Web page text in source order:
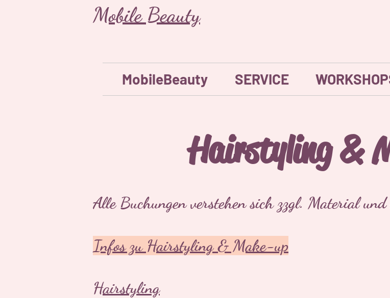
Mobile Beauty
MobileBeauty SERVICE
Hairstyling &
Alle Buchungen verstehen sich zzgl. Material
Infos zu Hairstyling & Make-up
Hairstyling